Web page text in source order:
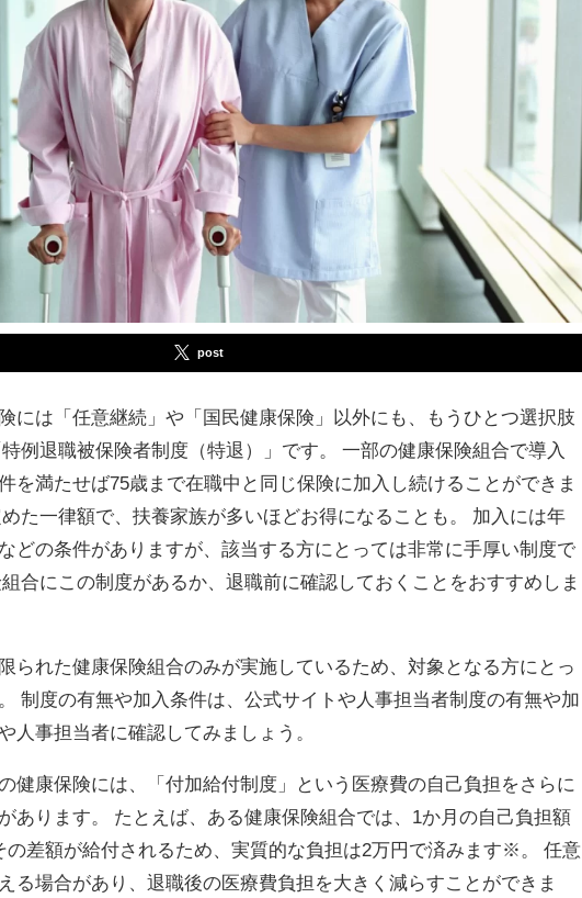
post
には「任意継続」や「国民健康保険」以外にも、もうひとつ選択肢
例退職被保険者制度（特退）」です。 一部の健康保険組合で導入
を満たせば75歳まで在職中と同じ保険に加入し続けることができま
た一律額で、扶養家族が多いほどお得になることも。 加入には年
どの条件がありますが、該当する方にとっては非常に手厚い制度で
合にこの制度があるか、退職前に確認しておくことをおすすめしま
られた健康保険組合のみが実施しているため、対象となる方にとっ
制度の有無や加入条件は、公式サイトや人事担当者制度の有無や加
人事担当者に確認してみましょう。
健康保険には、「付加給付制度」という医療費の自己負担をさらに
あります。 たとえば、ある健康保険組合では、1か月の自己負担額
の差額が給付されるため、実質的な負担は2万円で済みます※。 任意
る場合があり、退職後の医療費負担を大きく減らすことができま